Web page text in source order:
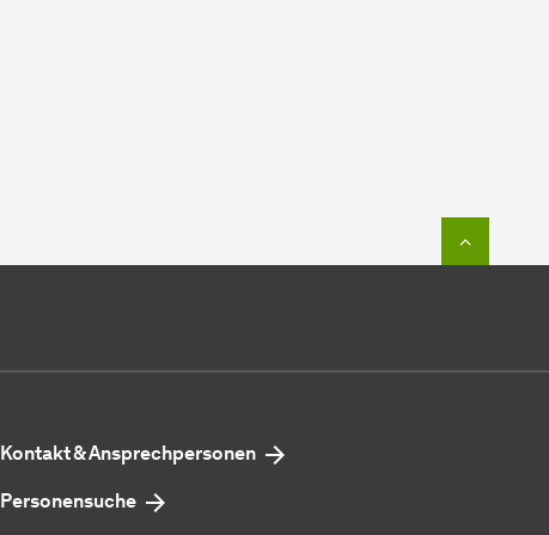
Kontakt & Ansprechpersonen
Personensuche